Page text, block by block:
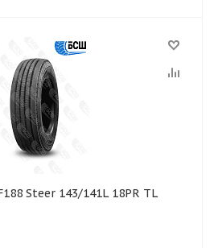
Steer 143/141L 18PR TL